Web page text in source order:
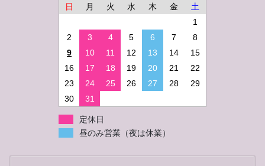
日
月 火 水 木 金
土
1
2
3 4 5 6 7
8
9
10 11 12 13 14
15
16
17 18 19 20 21
22
23
24 25 26 27 28
29
30
31
定休日
昼のみ営業（夜は休業）